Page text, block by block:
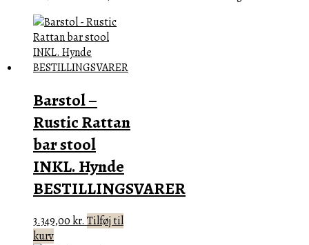
Barstol –
Rustic Rattan
bar stool
INKL. Hynde
BESTILLINGSVARER
3.349,00kr. Tilføj til
kurv